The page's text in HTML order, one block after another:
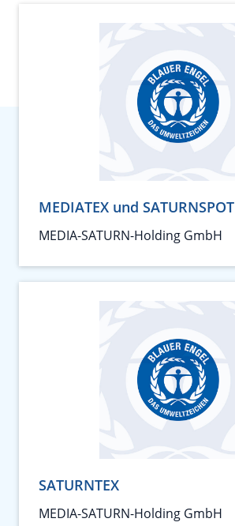
MEDIATEX und SATURNSPOT
MEDIA-SATURN-Holding GmbH
SATURNTEX
MEDIA-SATURN-Holding GmbH